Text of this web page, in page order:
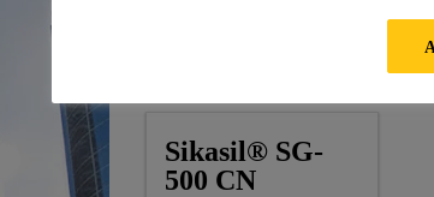
: Pt Duta Cermat
Sikasil® SG-
Sikasil® SG-
500 CN